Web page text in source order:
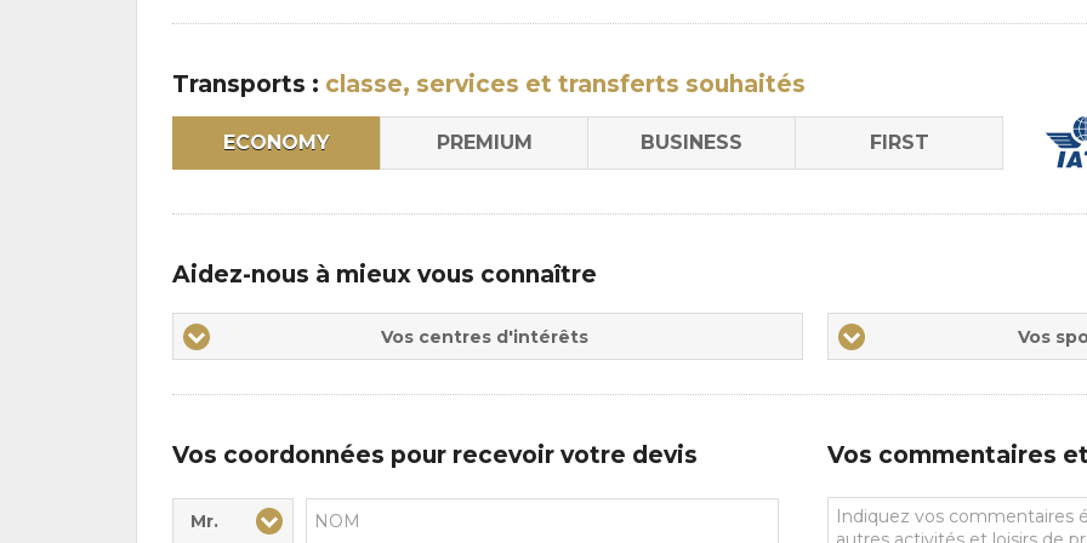
Transports : classe, services et transferts souhaités
ECONOMY PREMIUM BUSINESS FIRST
Aidez-nous à mieux vous connaître
Vos
centres
Vos centres d'intérêts
Vos
sports
Vos
Vos coordonnées pour recevoir votre devis
Civilité* :
Mr.
Nom* :
Vos commentaires
Vos
commentaires